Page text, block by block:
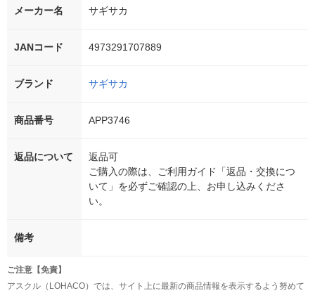
メーカー名 サギサカ
JANコード 4973291707889
ブランド サギサカ
商品番号 APP3746
返品について
返品可
ご購入の際は、ご利用ガイド「返品・交換につ
いて」を必ずご確認の上、お申し込みくださ
い。
備考
ご注意【免責】
アスクル（LOHACO）では、サイト上に最新の商品情報を表示するよう努めて